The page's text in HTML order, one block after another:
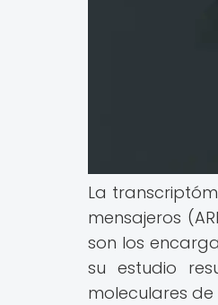
La
mensajeros
son los
su estudio
moleculares de